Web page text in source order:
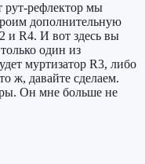
рут-рефлектор мы
дополнительную
и R4. И вот здесь вы
один из
муртизатор R3, либо
ж, давайте сделаем.
Он мне больше не